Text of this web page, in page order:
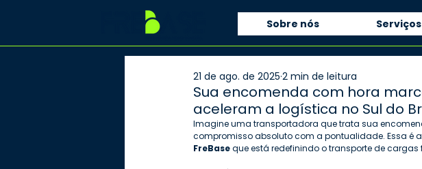
Sobre nós Serviços
Sua encomenda com hora
aceleram a logística no Sul do
21 de ago. de 2025 2 min de leitura
Imagine uma transportadora que trata sua
compromisso absoluto com a pontualidade. Essa é
FreBase que está redefinindo o transporte de